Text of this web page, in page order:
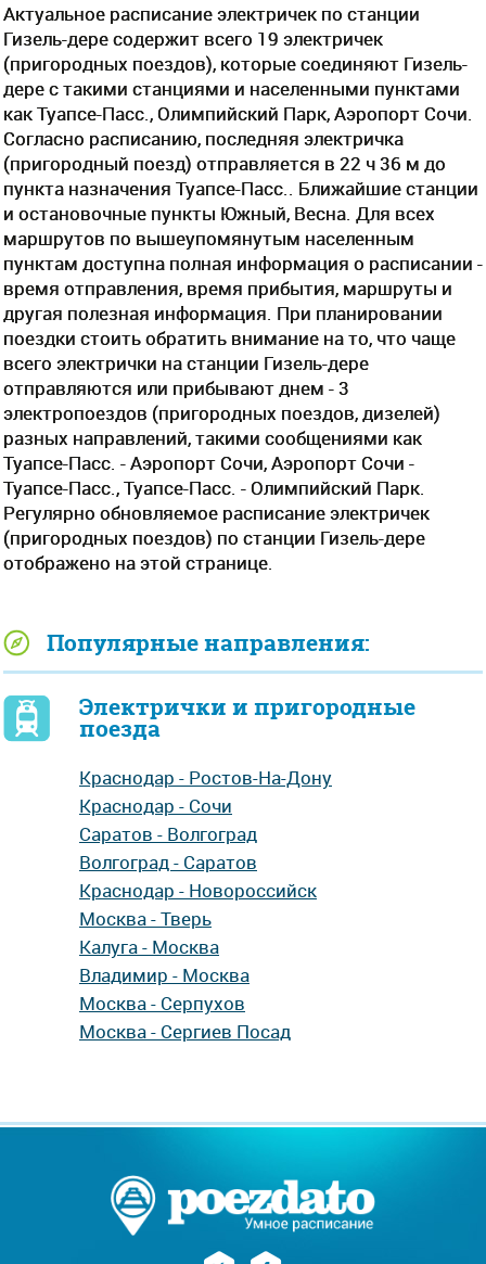
Актуальное расписание электричек по станции
Гизель-дере содержит всего 19 электричек
(пригородных поездов), которые соединяют Гизель-
дере с такими станциями и населенными пунктами
как Туапсе-Пасс., Олимпийский Парк, Аэропорт Сочи.
Согласно расписанию, последняя электричка
(пригородный поезд) отправляется в 22 ч 36 м до
пункта назначения Туапсе-Пасс.. Ближайшие станции
и остановочные пункты Южный, Весна. Для всех
маршрутов по вышеупомянутым населенным
пунктам доступна полная информация о расписании -
время отправления, время прибытия, маршруты и
другая полезная информация. При планировании
поездки стоить обратить внимание на то, что чаще
всего электрички на станции Гизель-дере
отправляются или прибывают днем - 3
электропоездов (пригородных поездов, дизелей)
разных направлений, такими сообщениями как
Туапсе-Пасс. - Аэропорт Сочи, Аэропорт Сочи -
Туапсе-Пасс., Туапсе-Пасс. - Олимпийский Парк.
Регулярно обновляемое расписание электричек
(пригородных поездов) по станции Гизель-дере
отображено на этой странице.
Популярные направления:
Электрички и пригородные
поезда
Краснодар - Ростов-На-Дону
Краснодар - Сочи
Саратов - Волгоград
Волгоград - Саратов
Краснодар - Новороссийск
Москва - Тверь
Калуга - Москва
Владимир - Москва
Москва - Серпухов
Москва - Сергиев Посад